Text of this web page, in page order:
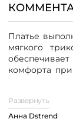
Платье
мягкого
комфорта
имитацией
вырез –
Развернуть
Анна Dstrend